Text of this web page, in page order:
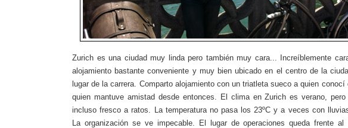
Zurich es una ciudad muy linda pero también muy cara... Increíblemente
alojamiento bastante conveniente y muy bien ubicado en el centro de la
lugar de la carrera. Comparto alojamiento con un triatleta sueco a quien conocí
quien mantuve amistad desde entonces. El clima en Zurich es verano,
incluso fresco a ratos. La temperatura no pasa los 23ºC y a veces con
La organización se ve impecable. El lugar de operaciones queda frente al